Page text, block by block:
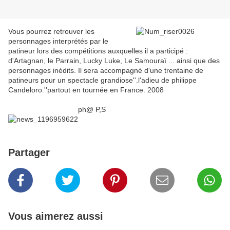
Vous pourrez retrouver les
personnages interprétés par le
patineur lors des compétitions auxquelles il a participé :
d'Artagnan, le Parrain, Lucky Luke, Le Samouraï ... ainsi que des
personnages inédits. Il sera accompagné d'une trentaine de
patineurs pour un spectacle grandiose''.l'adieu de philippe
Candeloro.''partout en tournée en France. 2008
ph@ P,S
Partager
Vous aimerez aussi